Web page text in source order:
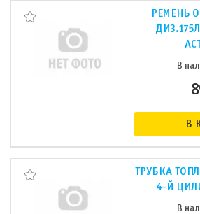
РЕМЕНЬ
В
В
ТРУБКА
4-Й
В